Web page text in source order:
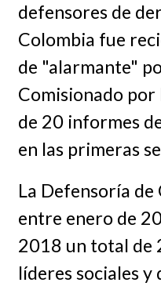
defensores de
Colombia fue
de "alarmante"
Comisionado por
de 20 informes
en las primeras
La Defensoría
entre enero de
2018 un total de
líderes sociales y